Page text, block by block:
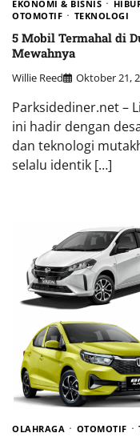
EKONOMI & BISNIS
OTOMOTIF
TEKNOLOGI
5 Mobil Termahal di
Mewahnya
Willie Reed Oktober 21,
Parksidediner.net –
ini hadir dengan
dan teknologi
selalu identik […]
OLAHRAGA OTOMOTIF